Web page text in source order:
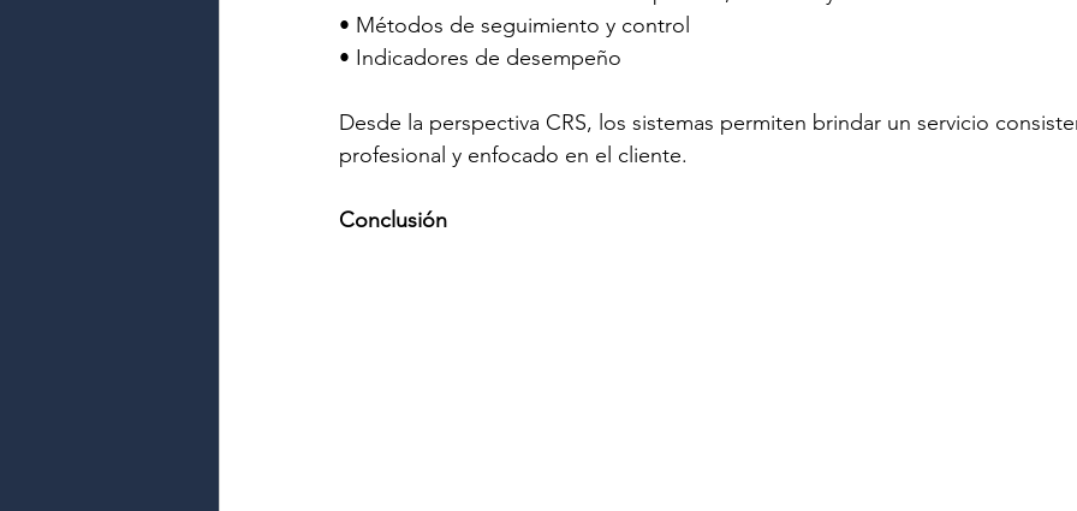
• Métodos de seguimiento y control
• Indicadores de desempeño
Desde la perspectiva CRS, los sistemas permiten brindar un servicio
profesional y enfocado en el cliente.
Conclusión